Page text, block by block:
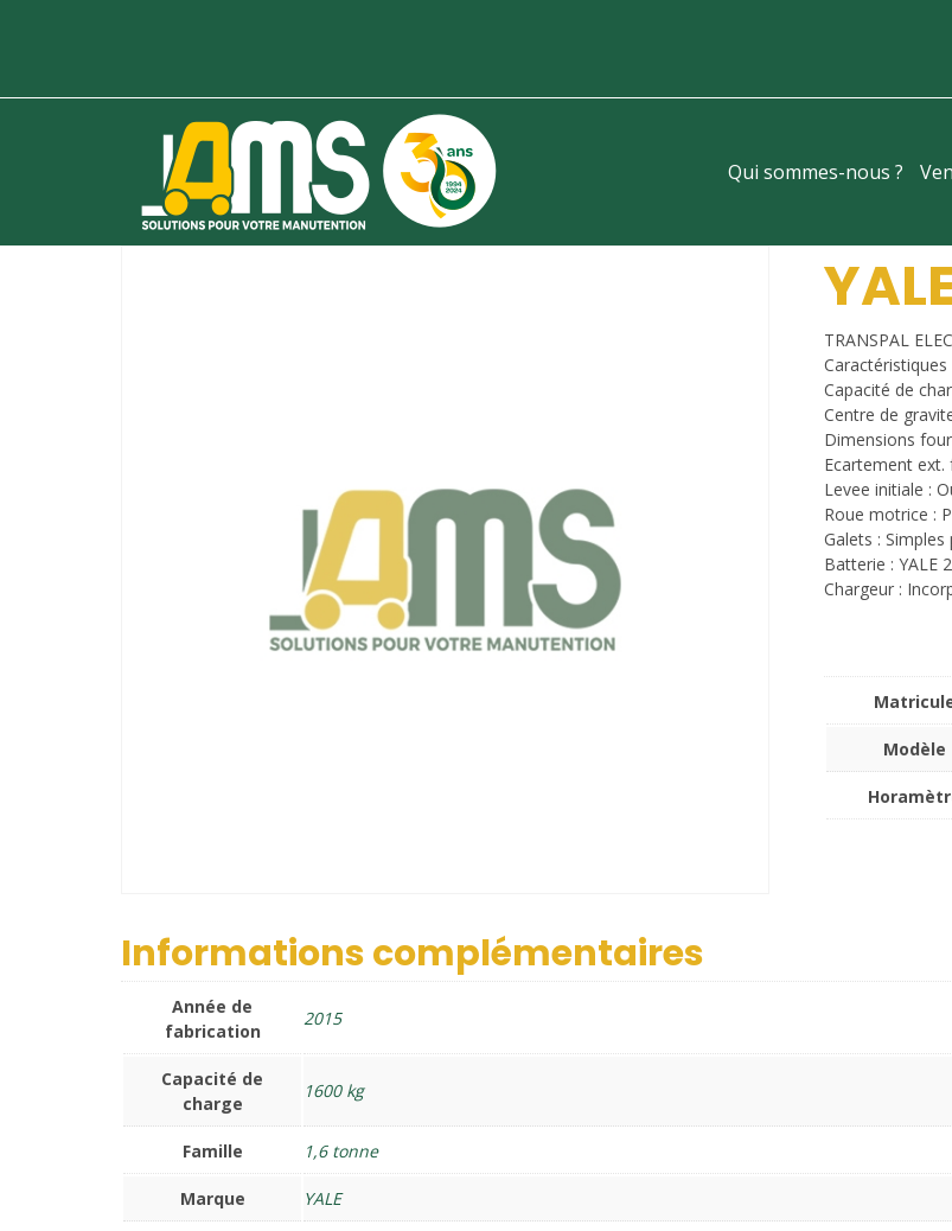
Qui sommes-nous ?
TRANSPAL
Caractéristiques
Capacité de
Centre de
Dimensions
Ecartement ext.
Levee initiale :
Roue motrice :
Galets :
Batterie : YALE
Chargeur :
Modèle
Informations complémentaires
Année de
fabrication
2015
Capacité de
charge
1600 kg
Famille 1,6 tonne
Marque YALE